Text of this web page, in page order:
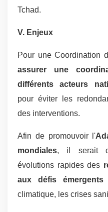
Tchad.
V. Enjeux
Pour une Coordination
assurer une
différents acteurs
pour éviter les
des interventions.
Afin de promouvoir l'
mondiales, il serait
évolutions rapides des
aux défis émergents
climatique, les crises